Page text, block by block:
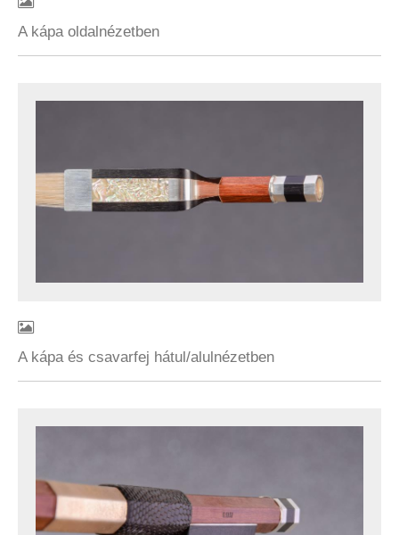
A kápa oldalnézetben
A kápa és csavarfej hátul/alulnézetben